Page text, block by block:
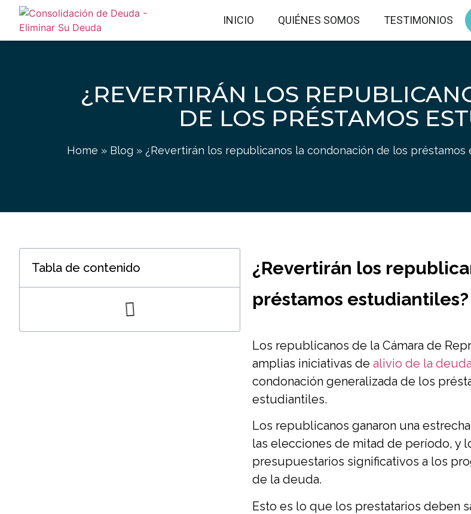
INICIO QUIÉNES SOMOS TESTIMONIOS
¿REVERTIRÁN LOS
DE LOS PRÉSTAMOS
Home » Blog » ¿Revertirán los republicanos la condonación de los préstamos
Tabla de contenido
¿Revertirán los
préstamos estudiantiles?
Los republicanos de la Cámara de
amplias iniciativas de alivio de la deuda
condonación generalizada de los
estudiantiles.
Los republicanos ganaron una
las elecciones de mitad de período, y
presupuestarios significativos a los
de la deuda.
Esto es lo que los prestatarios deben